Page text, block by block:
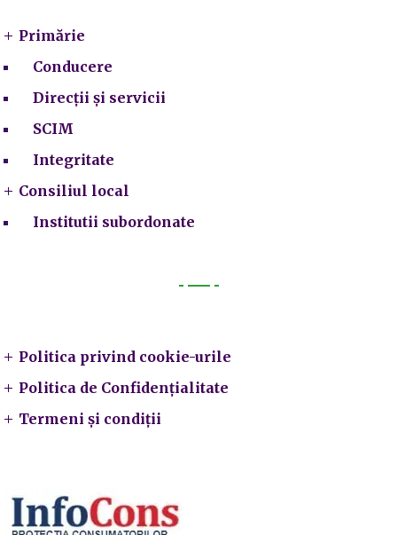
Primărie
Conducere
Direcții și servicii
SCIM
Integritate
Consiliul local
Institutii subordonate
Politica privind cookie-urile
Politica de Confidențialitate
Termeni și condiții